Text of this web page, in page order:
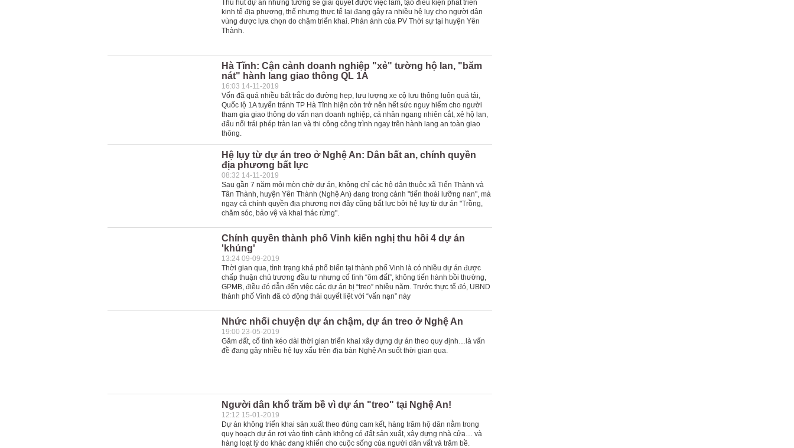
Thu hút dự án những tưởng sẽ giải quyết được việc làm, tạo điều kiện phát triển
kinh tế địa phương, thế nhưng thực tế lại đang gây ra nhiều hệ lụy cho người dân
vùng được lựa chọn do chậm triển khai. Phản ánh của PV Thời sự tại huyện Yên
Thành.
Hà Tĩnh: Cận cảnh doanh nghiệp "xẻ" tường hộ lan, "băm
nát" hành lang giao thông QL 1A
16:03 14-11-2019
Vốn đã quá nhiều bất trắc do đường hẹp, lưu lượng xe cộ lưu thông luôn quá tải,
Quốc lộ 1A tuyến tránh TP Hà Tĩnh hiện còn trở nên hết sức nguy hiểm cho người
tham gia giao thông do vấn nạn doanh nghiệp, cá nhân ngang nhiên cắt, xẻ hộ lan,
đấu nối trái phép tràn lan và thi công công trình ngay trên hành lang an toàn giao
thông.
Hệ lụy từ dự án treo ở Nghệ An: Dân bất an, chính quyền
địa phương bất lực
08:32 14-11-2019
Sau gần 7 năm mỏi mòn chờ dự án, không chỉ các hộ dân thuộc xã Tiến Thành và
Tân Thành, huyện Yên Thành (Nghệ An) đang trong cảnh "tiến thoái lưỡng nan", mà
ngay cả chính quyền địa phương nơi đây cũng bất lực bởi hệ lụy từ dự án "Trồng,
chăm sóc, bảo vệ và khai thác rừng".
Chính quyền thành phố Vinh kiến nghị thu hồi 4 dự án
'khủng'
13:24 09-09-2019
Thời gian qua, tình trạng khá phổ biến tại thành phố Vinh là có nhiều dự án được
chấp thuận chủ trương đầu tư nhưng cố tình “ôm đất”, không tiến hành bồi thường,
GPMB, điều đó dẫn đến việc các dự án bị “treo” nhiều năm. Trước thực tế đó, UBND
thành phố Vinh đã có động thái quyết liệt với “vấn nạn” này
Nhức nhối chuyện dự án chậm, dự án treo ở Nghệ An
19:00 23-05-2019
Găm đất, cố tình kéo dài thời gian triển khai xây dựng dự án theo quy định…là vấn
đề đang gây nhiều hệ lụy xấu trên địa bàn Nghệ An suốt thời gian qua.
Người dân khổ trăm bề vì dự án "treo" tại Nghệ An!
12:12 15-01-2019
Dự án không triển khai sản xuất theo đúng cam kết, hàng trăm hộ dân nằm trong
quy hoạch dự án rơi vào tình cảnh không có đất sản xuất, xây dựng nhà cửa… và
hàng loạt lý do khác đang khiến cho cuộc sống của người dân vất vả trăm bề.